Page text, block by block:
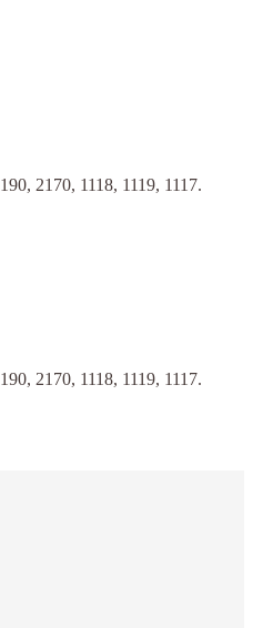
2170, 1118, 1119, 1117.
2170, 1118, 1119, 1117.